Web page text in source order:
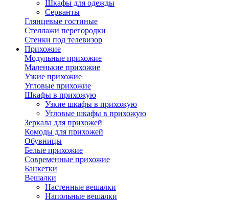
Шкафы для одежды
Серванты
Глянцевые гостиные
Стеллажи перегородки
Стенки под телевизор
Прихожие
Модульные прихожие
Маленькие прихожие
Узкие прихожие
Угловые прихожие
Шкафы в прихожую
Узкие шкафы в прихожую
Угловые шкафы в прихожую
Зеркала для прихожей
Комоды для прихожей
Обувницы
Белые прихожие
Современные прихожие
Банкетки
Вешалки
Настенные вешалки
Напольные вешалки